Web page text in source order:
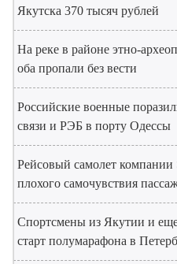
Якутска 370 тысяч рублей
На реке в районе этно-
оба пропали без вести
Российские военные
связи и РЭБ в порту Одессы
Рейсовый самолет компании
плохого самочувствия
Спортсмены из Якутии и
старт полумарафона в